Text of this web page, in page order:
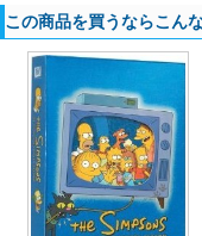
この商品を買うならこん